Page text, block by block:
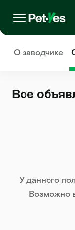
О заводчике
Все
У данного
Возможно